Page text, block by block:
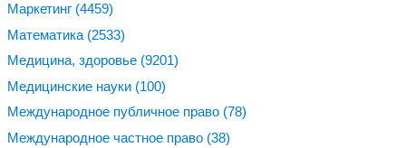
Маркетинг (4459)
Математика (2533)
Медицина, здоровье (9201)
Медицинские науки (100)
Международное публичное право (78)
Международное частное право (38)